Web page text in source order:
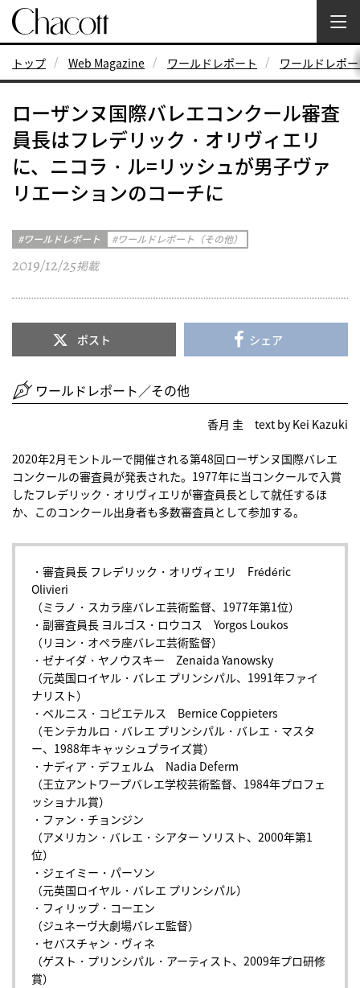
トップ Web Magazine ワールドレポート ワールドレポ
ローザンヌ国際バレエコンクール審査
員長はフレデリック・オリヴィエリ
に、ニコラ・ル=リッシュが男子ヴァ
リエーションのコーチに
ワールドレポート ワールドレポート（その他）
2019/12/25掲載
ポスト シェア
ワールドレポート／その他
香月 圭 text by Kei Kazuki
2020年2月モントルーで開催される第48回ローザンヌ国際バレエ
コンクールの審査員が発表された。1977年に当コンクールで入賞
したフレデリック・オリヴィエリが審査員長として就任するほ
か、このコンクール出身者も多数審査員として参加する。
・審査員長 フレデリック・オリヴィエリ Frédéric
Olivieri
（ミラノ・スカラ座バレエ芸術監督、1977年第1位）
・副審査員長 ヨルゴス・ロウコス Yorgos Loukos
（リヨン・オペラ座バレエ芸術監督）
・ゼナイダ・ヤノウスキー Zenaida Yanowsky
（元英国ロイヤル・バレエ プリンシパル、1991年ファイ
ナリスト）
・ベルニス・コピエテルス Bernice Coppieters
（モンテカルロ・バレエ プリンシパル・バレエ・マスタ
ー、1988年キャッシュプライズ賞）
・ナディア・デフェルム Nadia Deferm
（王立アントワープバレエ学校芸術監督、1984年プロフェ
ッショナル賞）
・ファン・チョンジン
（アメリカン・バレエ・シアター ソリスト、2000年第1
位）
・ジェイミー・パーソン
（元英国ロイヤル・バレエ プリンシパル）
・フィリップ・コーエン
（ジュネーヴ大劇場バレエ監督）
・セバスチャン・ヴィネ
（ゲスト・プリンシパル・アーティスト、2009年プロ研修
賞）